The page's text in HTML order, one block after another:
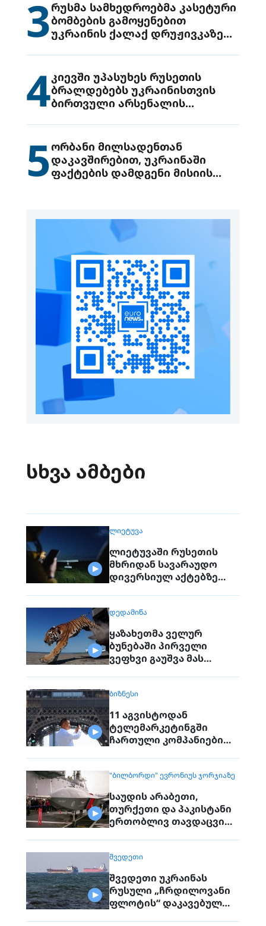
3რუსმა სამხედროებმა კასეტური
ბომბების გამოყენებით
უკრაინის ქალაქ დრუჟივკაზე
4კიევში უპასუხეს რუსეთის
ბრალდებებს უკრაინისთვის
ბირთვული არსენალის
5ორბანი მილსადენთან
დაკავშირებით, უკრაინაში
ფაქტების დამდგენი მისიის
სხვა ამბები
ᲚᲘᲔᲢᲣᲕᲐ
ლიეტუვაში რუსეთის
მხრიდან სავარაუდო
დივერსიულ აქტებზე
ᲓᲔᲓᲐᲛᲘᲬᲐ
ყაზახეთმა ველურ
ბუნებაში პირველი
ვეფხვი გაუშვა მას
გაქრა თურანული ვეფხვი
ᲑᲘᲖᲜᲔᲡᲘ
11 აგვისტოდან
ტელემარკეტინგში
ჩართული კომპანიები
მოქალაქეებს
"ᲑᲘᲚᲑᲝᲠᲓᲘ" ᲔᲕᲠᲝᲜᲘᲣᲡ ᲯᲝᲠᲯᲘᲐᲖᲔ
საუდის არაბეთი,
თურქეთი და პაკისტანი
ერთობლივ თავდაცვით
ᲨᲕᲔᲓᲔᲗᲘ
შვედეთი უკრაინას
რუსული „ჩრდილოვანი
ფლოტის“ დაკავებულ